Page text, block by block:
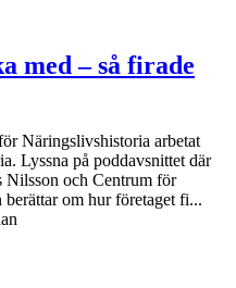
med – så firade
Näringslivshistoria arbetat
Lyssna på poddavsnittet där
och Centrum för
berättar om hur företaget fi...